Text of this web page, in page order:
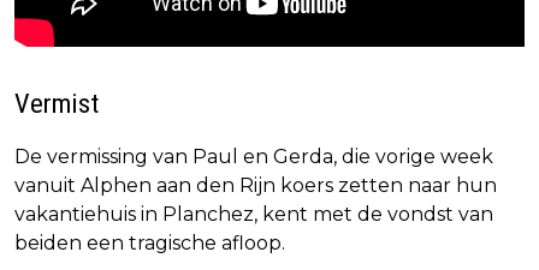
Vermist
De vermissing van Paul en Gerda, die vorige week
vanuit Alphen aan den Rijn koers zetten naar hun
vakantiehuis in Planchez, kent met de vondst van
beiden een tragische afloop.